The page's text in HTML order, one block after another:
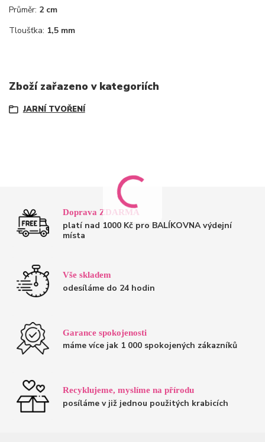
Průměr: 2 cm
Tloušťka: 1,5 mm
Zboží zařazeno v kategoriích
JARNÍ TVOŘENÍ
Doprava ZDARMA
platí nad 1000 Kč pro BALÍKOVNA výdejní
místa
Vše skladem
odesíláme do 24 hodin
Garance spokojenosti
máme více jak 1 000 spokojených zákazníků
Recyklujeme, myslíme na přírodu
posíláme v již jednou použitých krabicích